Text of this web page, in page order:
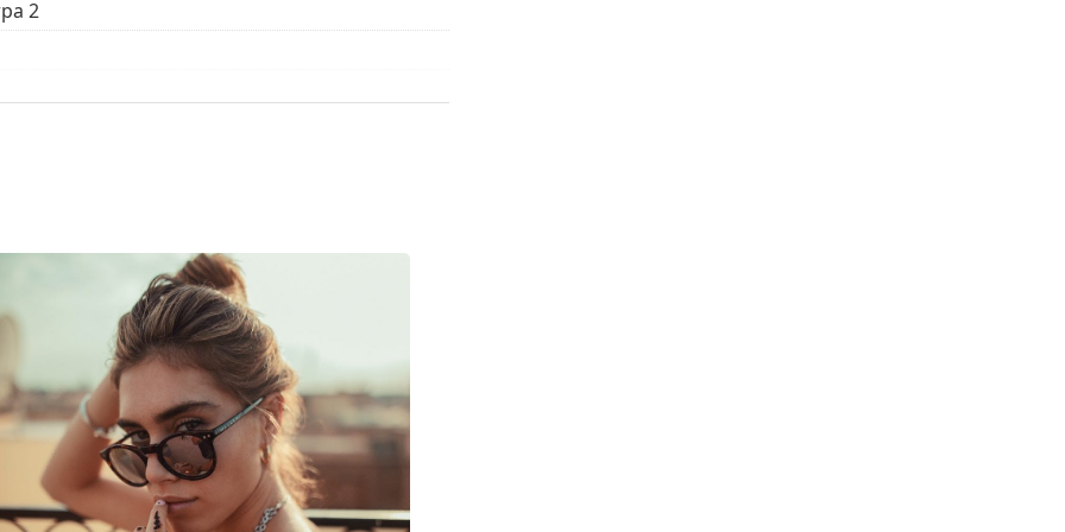
и ухода за солнцезащитными очками.
мешочком вместо салфетки.
найти больше стилей от популярных брендов.
2